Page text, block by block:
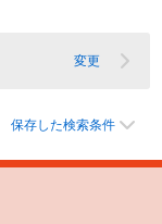
変更
保存した検索条件